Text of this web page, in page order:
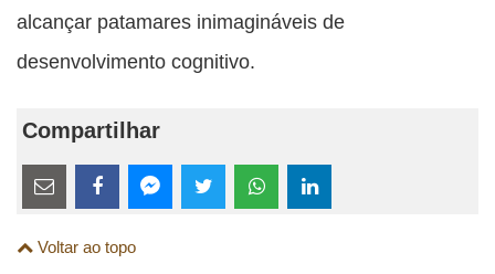
alcançar patamares inimagináveis de
desenvolvimento cognitivo.
Compartilhar
Estes
links
são
esta
esta
Voltar ao topo